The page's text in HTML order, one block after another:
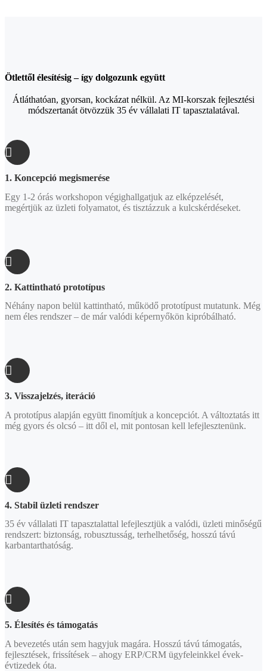
Ötlettől élesítésig – így dolgozunk együtt
Átláthatóan, gyorsan, kockázat nélkül. Az MI-korszak fejlesztési
módszertanát ötvözzük 35 év vállalati IT tapasztalatával.
1. Koncepció megismerése
Egy 1-2 órás workshopon végighallgatjuk az elképzelését,
megértjük az üzleti folyamatot, és tisztázzuk a kulcskérdéseket.
2. Kattintható prototípus
Néhány napon belül kattintható, működő prototípust mutatunk. Még
nem éles rendszer – de már valódi képernyőkön kipróbálható.
3. Visszajelzés, iteráció
A prototípus alapján együtt finomítjuk a koncepciót. A változtatás itt
még gyors és olcsó – itt dől el, mit pontosan kell lefejlesztenünk.
4. Stabil üzleti rendszer
35 év vállalati IT tapasztalattal lefejlesztjük a valódi, üzleti minőségű
rendszert: biztonság, robusztusság, terhelhetőség, hosszú távú
karbantarthatóság.
5. Élesítés és támogatás
A bevezetés után sem hagyjuk magára. Hosszú távú támogatás,
fejlesztések, frissítések – ahogy ERP/CRM ügyfeleinkkel évek-
évtizedek óta.